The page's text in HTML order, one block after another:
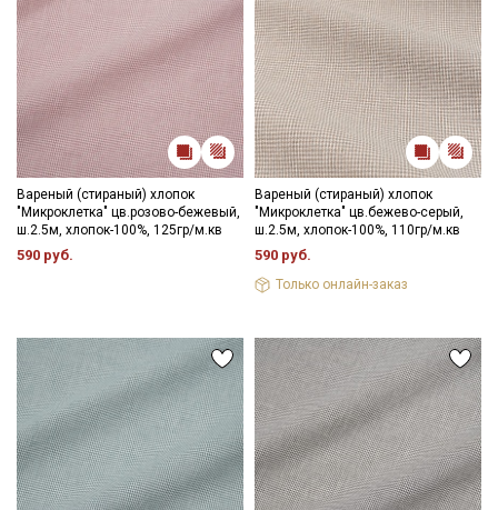
Вареный (стираный) хлопок
"Микроклетка" цв.розово-бежевый,
ш.2.5м, хлопок-100%, 125гр/м.кв
590 руб.
Вареный (стираный) хлопок
"Микроклетка" цв.бежево-серый,
ш.2.5м, хлопок-100%, 110гр/м.кв
590 руб.
Только онлайн-заказ
Секретная рассылка от Купава
Мы публикуем здесь дополнительные
промокоды и скидки до 30% на узкие
категории тканей
Подписаться
Ознакомлен(а) сПолитикой обработки персональных
данных
и даюСогласие на обработку персональных
данных